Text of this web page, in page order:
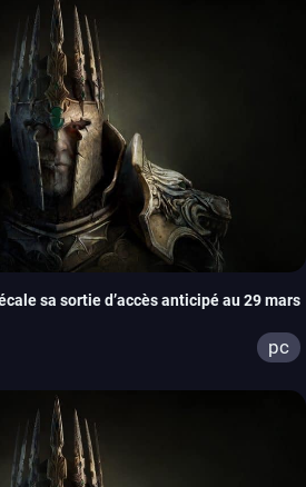
sa sortie d’accès anticipé au 29 mars
pc